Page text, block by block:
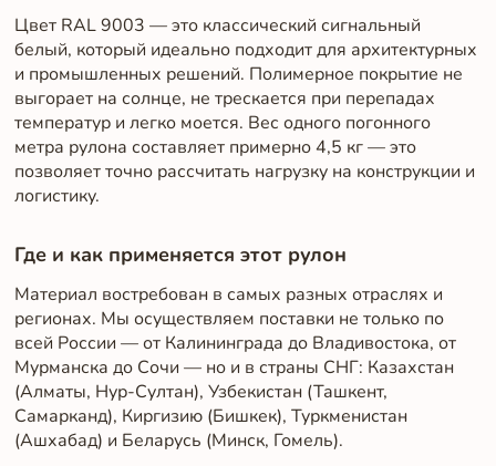
Цвет RAL 9003 — это классический сигнальный
белый, который идеально подходит для архитектурных
и промышленных решений. Полимерное покрытие не
выгорает на солнце, не трескается при перепадах
температур и легко моется. Вес одного погонного
метра рулона составляет примерно 4,5 кг — это
позволяет точно рассчитать нагрузку на конструкции и
логистику.
Где и как применяется этот рулон
Материал востребован в самых разных отраслях и
регионах. Мы осуществляем поставки не только по
всей России — от Калининграда до Владивостока, от
Мурманска до Сочи — но и в страны СНГ: Казахстан
(Алматы, Нур-Султан), Узбекистан (Ташкент,
Самарканд), Киргизию (Бишкек), Туркменистан
(Ашхабад) и Беларусь (Минск, Гомель).